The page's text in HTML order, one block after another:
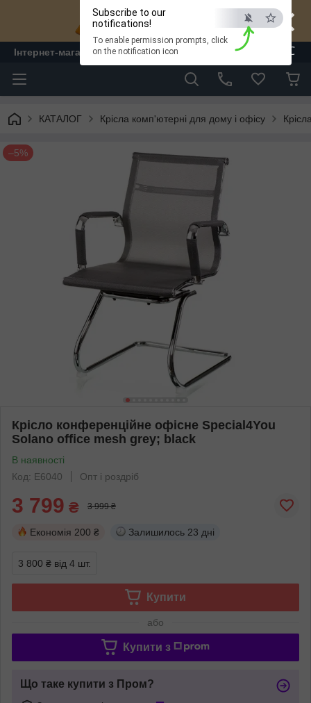
×
ESC
Subscribe to our
notifications!
To enable permission prompts, click
on the notification icon
Інтернет-магазин "ЛАМ" - меблі
КАТАЛОГ Крісла комп'ютерні для дому і офісу
–5%
Крісло конференційне офісне Special4You
Solano office mesh grey; black
В наявності
Код: E6040
Опт і роздріб
3 799 ₴ 3 999 ₴
Економія 200 ₴ Залишилось 23 дні
3 800 ₴ від 4 шт.
Купити
або
Купити з
Що таке купити з Пром?